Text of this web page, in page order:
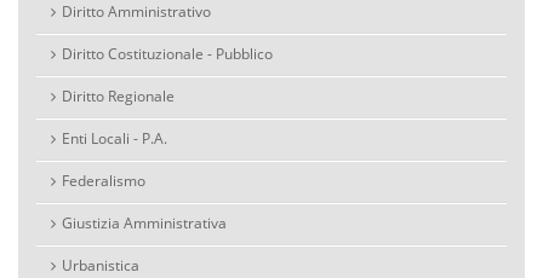
Diritto Amministrativo
Diritto Costituzionale - Pubblico
Diritto Regionale
Enti Locali - P.A.
Federalismo
Giustizia Amministrativa
Urbanistica